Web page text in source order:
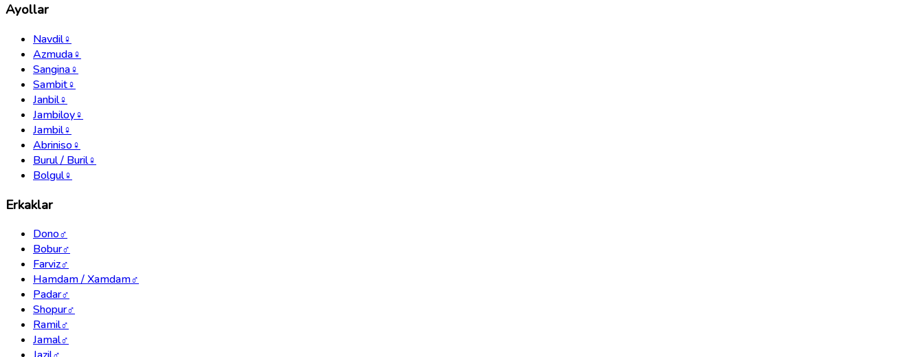
Ayollar
Navdil♀
Azmuda♀
Sangina♀
Sambit♀
Janbil♀
Jambiloy♀
Jambil♀
Abriniso♀
Burul / Buril♀
Bolgul♀
Erkaklar
Dono♂
Bobur♂
Farviz♂
Hamdam / Xamdam♂
Padar♂
Shopur♂
Ramil♂
Jamal♂